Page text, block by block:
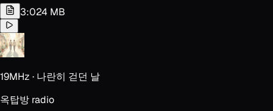
3:024 MB
19MHz · 나란히 걷던 날
옥탑방 radio